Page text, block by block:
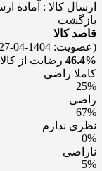
ارسال کالا : آماده
بازگشت
قاصد کالا
(عضویت: 1404-04-27)
46.4% رضایت از کالا
کاملا راضی
25%
راضی
67%
نظری ندارم
0%
ناراضی
5%